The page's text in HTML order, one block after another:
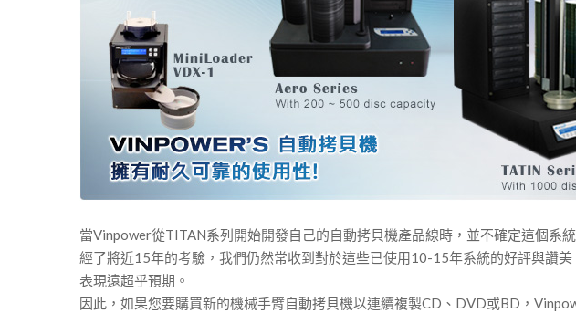
當Vinpower從TITAN系列開始開發自己的自動拷貝機產品線時，並不確定這個
經了將近15年的考驗，我們仍然常收到對於這些已使用10-15年系統的好評與讚
表現遠超乎預期。
因此，如果您要購買新的機械手臂自動拷貝機以連續複製CD、DVD或BD，